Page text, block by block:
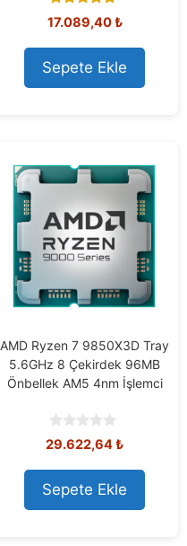
5.00
out of 5
17.089,40₺
Sepete Ekle
AMD Ryzen 7 9850X3D Tray
5.6GHz 8 Çekirdek 96MB
Önbellek AM5 4nm İşlemci
0
o
u
t
o
f
29.622,64₺
Sepete Ekle